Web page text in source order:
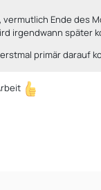
Ende des
irgendwann später
primär darauf